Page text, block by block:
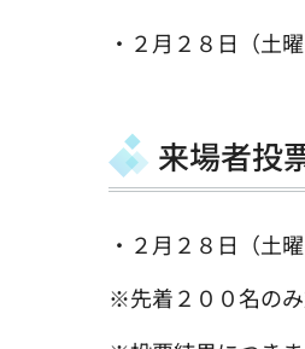
・２月２８日（土
来場者投
・２月２８日（土
※先着２００名の